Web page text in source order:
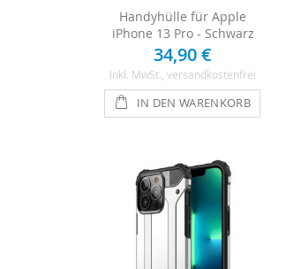
Handyhülle für Apple
iPhone 13 Pro - Schwarz
34,90 €
Inkl. MwSt. , versandkostenfrei
IN DEN WARENKORB